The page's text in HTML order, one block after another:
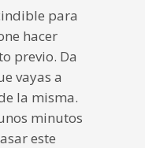
para
hacer
previo. Da
vayas a
la misma.
minutos
este